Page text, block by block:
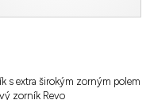
s extra širokým zorným polem
zorník Revo